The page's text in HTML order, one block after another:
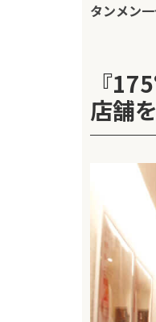
タンメン
『
店舗